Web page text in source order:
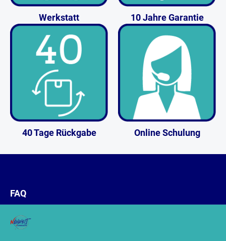
Werkstatt 10 Jahre Garantie
40 Tage Rückgabe Online Schulung
FAQ